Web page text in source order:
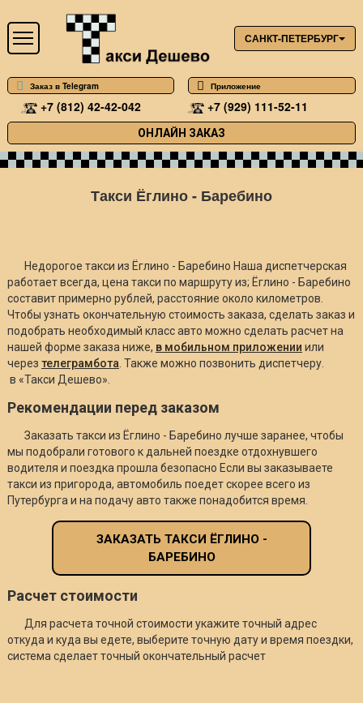
САНКТ-ПЕТЕРБУРГ
Заказ в Telegram Приложение
+7 (812) 42-42-042 +7 (929) 111-52-11
ОНЛАЙН ЗАКАЗ
Такси Ёглино - Баребино
Недорогое такси из Ёглино - Баребино Наша диспетчерская
работает всегда, цена такси по маршруту из; Ёглино - Баребино
составит примерно рублей, расстояние около километров.
Чтобы узнать окончательную стоимость заказа, сделать заказ и
подобрать необходимый класс авто можно сделать расчет на
нашей форме заказа ниже, в мобильном приложении или
через телеграмбота . Также можно позвонить диспетчеру.
в «Такси Дешево».
Рекомендации перед заказом
Заказать такси из Ёглино - Баребино лучше заранее, чтобы
мы подобрали готового к дальней поездке отдохнувшего
водителя и поездка прошла безопасно Если вы заказываете
такси из пригорода, автомобиль поедет скорее всего из
Путербурга и на подачу авто также понадобится время.
ЗАКАЗАТЬ ТАКСИ ЁГЛИНО -
БАРЕБИНО
Расчет стоимости
Для расчета точной стоимости укажите точный адрес
откуда и куда вы едете, выберите точную дату и время поездки,
система сделает точный окончательный расчет